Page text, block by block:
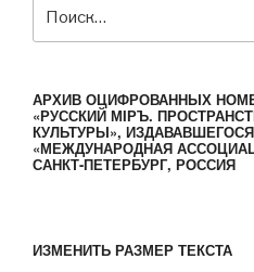
АРХИВ ОЦИФРОВАННЫХ
«РУССКИЙ МIРЪ.
КУЛЬТУРЫ», ИЗДАВАВШЕГОСЯ
«МЕЖДУНАРОДНАЯ
САНКТ-ПЕТЕРБУРГ, РОССИЯ
ИЗМЕНИТЬ РАЗМЕР ТЕКСТА